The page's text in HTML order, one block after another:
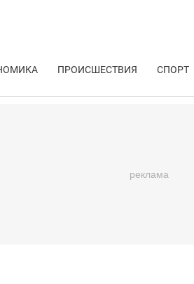
ПРОИСШЕСТВИЯ СПОРТ